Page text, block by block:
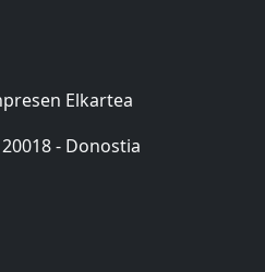
Elkartea
- Donostia